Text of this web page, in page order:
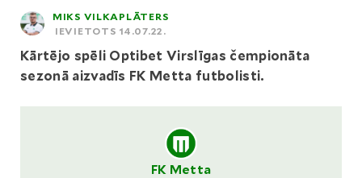
MIKS VILKAPLĀTERS
IEVIETOTS 14.07.22.
Kārtējo spēli Optibet Virslīgas čempionāta
sezonā aizvadīs FK Metta futbolisti.
FK Metta